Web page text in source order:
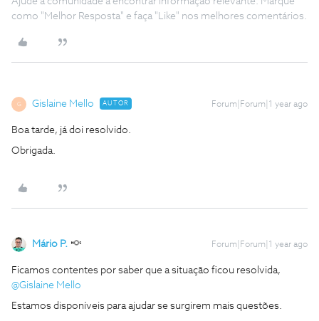
como "Melhor Resposta" e faça "Like" nos melhores comentários.
G Gislaine Mello AUTOR Forum|Forum|1 year ago
Boa tarde, já doi resolvido.
Obrigada.
Mário P. Forum|Forum|1 year ago
Ficamos contentes por saber que a situação ficou resolvida, ​
@Gislaine Mello
Estamos disponíveis para ajudar se surgirem mais questões.